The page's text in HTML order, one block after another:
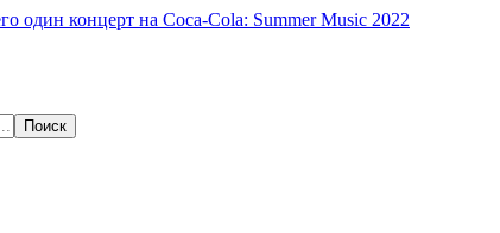
один концерт на Coca-Cola: Summer Music 2022